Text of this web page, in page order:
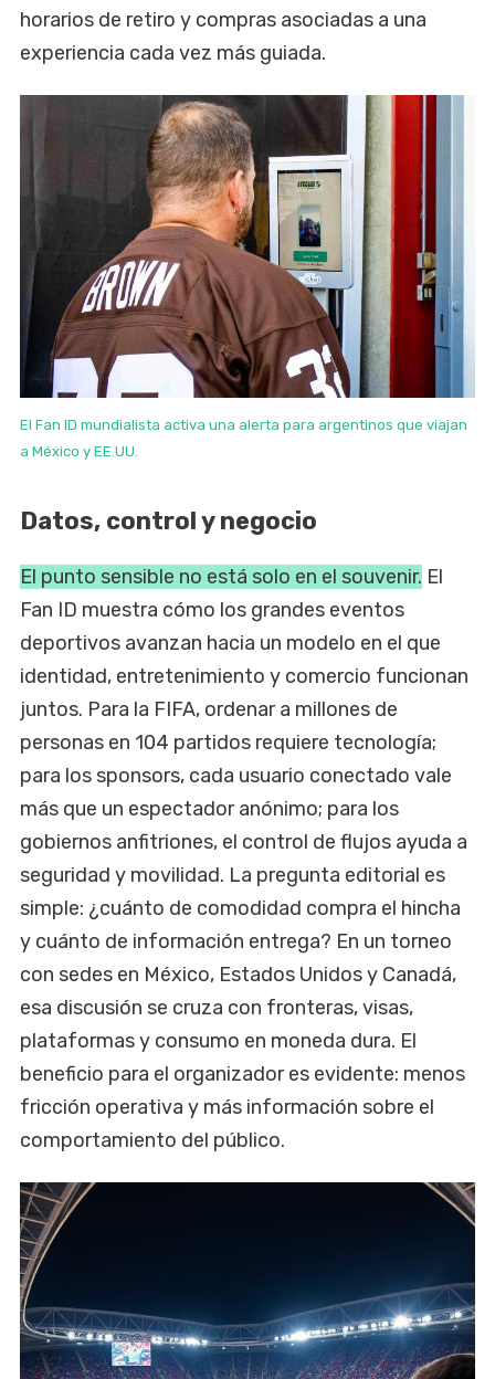
horarios de retiro y compras asociadas a una
experiencia cada vez más guiada.
El Fan ID mundialista activa una alerta para argentinos que viajan
a México y EE.UU.
Datos, control y negocio
El punto sensible no está solo en el souvenir. El
Fan ID muestra cómo los grandes eventos
deportivos avanzan hacia un modelo en el que
identidad, entretenimiento y comercio funcionan
juntos. Para la FIFA, ordenar a millones de
personas en 104 partidos requiere tecnología;
para los sponsors, cada usuario conectado vale
más que un espectador anónimo; para los
gobiernos anfitriones, el control de flujos ayuda a
seguridad y movilidad. La pregunta editorial es
simple: ¿cuánto de comodidad compra el hincha
y cuánto de información entrega? En un torneo
con sedes en México, Estados Unidos y Canadá,
esa discusión se cruza con fronteras, visas,
plataformas y consumo en moneda dura. El
beneficio para el organizador es evidente: menos
fricción operativa y más información sobre el
comportamiento del público.